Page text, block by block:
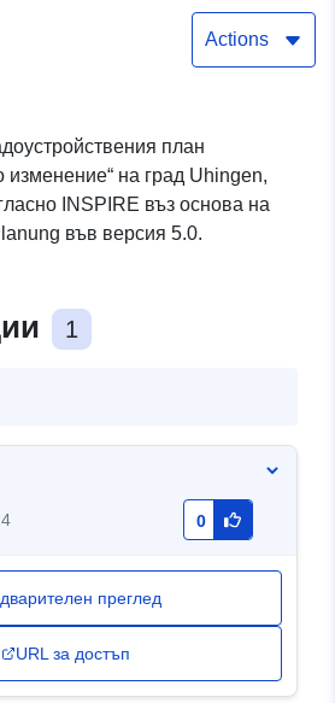
Actions
план
изменение“ на град Uhingen,
INSPIRE въз основа на
във версия 5.0.
1
0
преглед
URL за достъп